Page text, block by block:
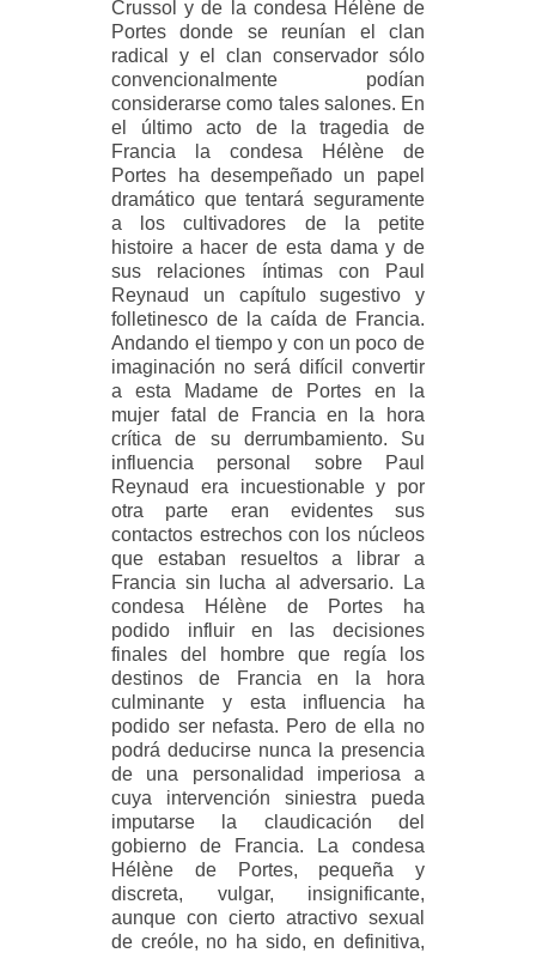
Crussol y de la condesa Hélène de
Portes donde se reunían el clan
radical y el clan conservador sólo
convencionalmente podían
considerarse como tales salones. En
el último acto de la tragedia de
Francia la condesa Hélène de
Portes ha desempeñado un papel
dramático que tentará seguramente
a los cultivadores de la petite
histoire a hacer de esta dama y de
sus relaciones íntimas con Paul
Reynaud un capítulo sugestivo y
folletinesco de la caída de Francia.
Andando el tiempo y con un poco de
imaginación no será difícil convertir
a esta Madame de Portes en la
mujer fatal de Francia en la hora
crítica de su derrumbamiento. Su
influencia personal sobre Paul
Reynaud era incuestionable y por
otra parte eran evidentes sus
contactos estrechos con los núcleos
que estaban resueltos a librar a
Francia sin lucha al adversario. La
condesa Hélène de Portes ha
podido influir en las decisiones
finales del hombre que regía los
destinos de Francia en la hora
culminante y esta influencia ha
podido ser nefasta. Pero de ella no
podrá deducirse nunca la presencia
de una personalidad imperiosa a
cuya intervención siniestra pueda
imputarse la claudicación del
gobierno de Francia. La condesa
Hélène de Portes, pequeña y
discreta, vulgar, insignificante,
aunque con cierto atractivo sexual
de creóle, no ha sido, en definitiva,